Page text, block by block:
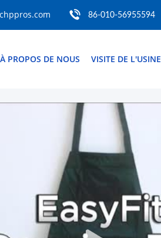
86-010-56955594
À PROPOS DE NOUS VISITE DE L'USINE